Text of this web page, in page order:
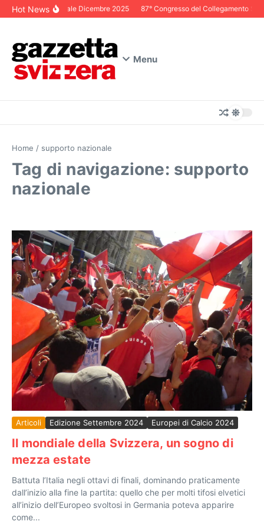
Salta al contenuto
Hot NewsEditoriale Dicembre 2025 87° Congresso del Collegamento
Menu
Home / supporto nazionale
Tag di navigazione: supporto
nazionale
Articoli Edizione Settembre 2024 Europei di Calcio 2024
Il mondiale della Svizzera, un sogno di
mezza estate
Battuta l’Italia negli ottavi di finali, dominando praticamente
dall’inizio alla fine la partita: quello che per molti tifosi elvetici
all’inizio dell’Europeo svoltosi in Germania poteva apparire
come...